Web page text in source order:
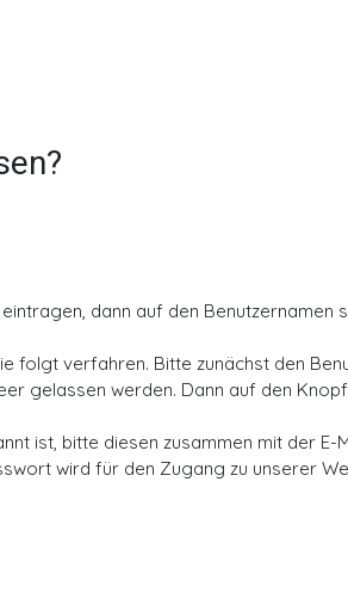
dann auf den
folgt verfahren. Bitte zunächst den
gelassen werden. Dann auf den
ist, bitte diesen zusammen mit der
wird für den Zugang zu unserer